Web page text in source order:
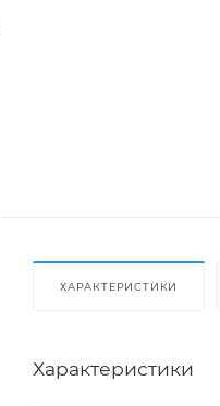
ХАРАКТЕРИСТИКИ
Характеристики